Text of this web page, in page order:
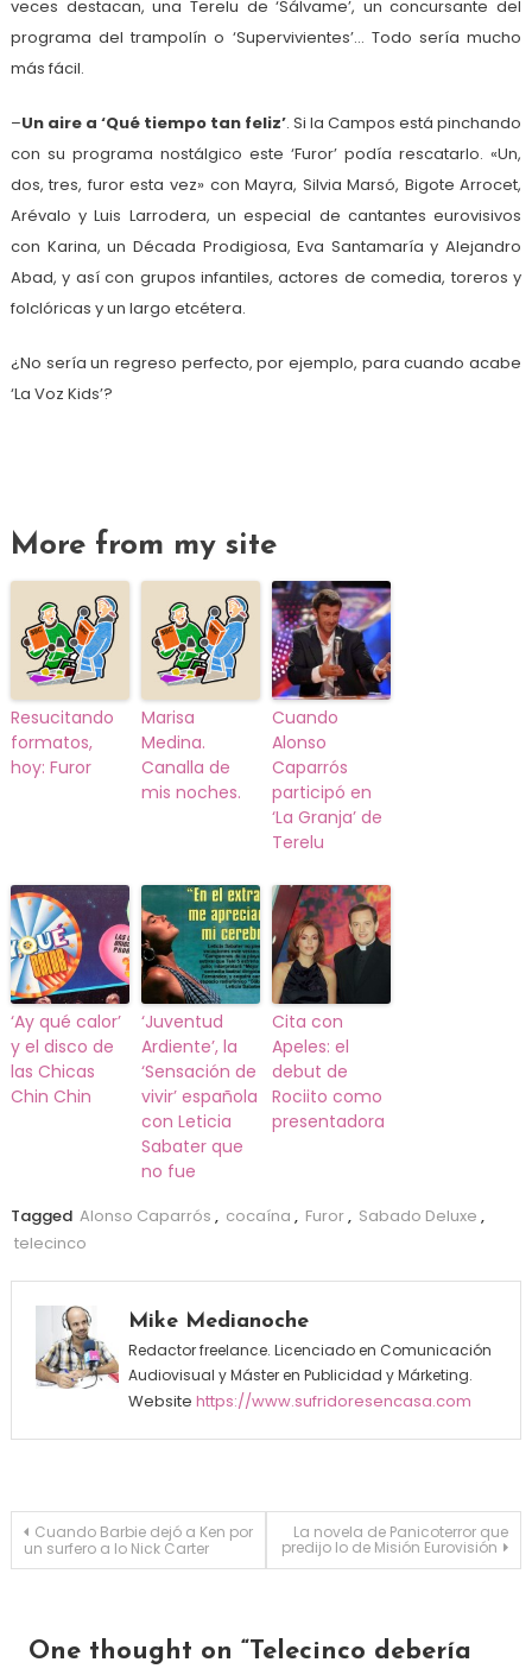
veces destacan, una Terelu de ‘Sálvame’, un concursante del
programa del trampolín o ‘Supervivientes’… Todo sería mucho
más fácil.
–Un aire a ‘Qué tiempo tan feliz’. Si la Campos está pinchando
con su programa nostálgico este ‘Furor’ podía rescatarlo. «Un,
dos, tres, furor esta vez» con Mayra, Silvia Marsó, Bigote Arrocet,
Arévalo y Luis Larrodera, un especial de cantantes eurovisivos
con Karina, un Década Prodigiosa, Eva Santamaría y Alejandro
Abad, y así con grupos infantiles, actores de comedia, toreros y
folclóricas y un largo etcétera.
¿No sería un regreso perfecto, por ejemplo, para cuando acabe
‘La Voz Kids’?
More from my site
Resucitando
formatos,
hoy: Furor
Marisa
Medina.
Canalla de
mis noches.
Cuando
Alonso
Caparrós
participó en
‘La Granja’ de
Terelu
‘Ay qué calor’
y el disco de
las Chicas
Chin Chin
‘Juventud
Ardiente’, la
‘Sensación de
vivir’ española
con Leticia
Sabater que
no fue
Cita con
Apeles: el
debut de
Rociito como
presentadora
Tagged Alonso Caparrós , cocaína , Furor, Sabado Deluxe ,
telecinco
Mike Medianoche
Redactor freelance. Licenciado en Comunicación
Audiovisual y Máster en Publicidad y Márketing.
Website https://www.sufridoresencasa.com
Navegación de entradas
Cuando Barbie dejó a Ken por
un surfero a lo Nick Carter
La novela de Panicoterror que
predijo lo de Misión Eurovisión
One thought on “Telecinco debería